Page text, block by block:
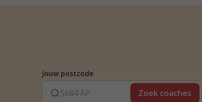
Jouw postcode
Zoek coaches